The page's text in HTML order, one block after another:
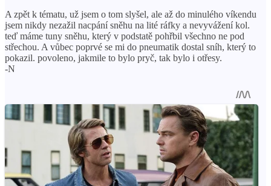
A zpět k tématu, už jsem o tom slyšel, ale až do minulého víkendu
jsem nikdy nezažil nacpání sněhu na lité ráfky a nevyvážení kol.
teď máme tuny sněhu, který v podstatě pohřbil všechno ne pod
střechou. A vůbec poprvé se mi do pneumatik dostal sníh, který to
pokazil. povoleno, jakmile to bylo pryč, tak bylo i otřesy.
-N